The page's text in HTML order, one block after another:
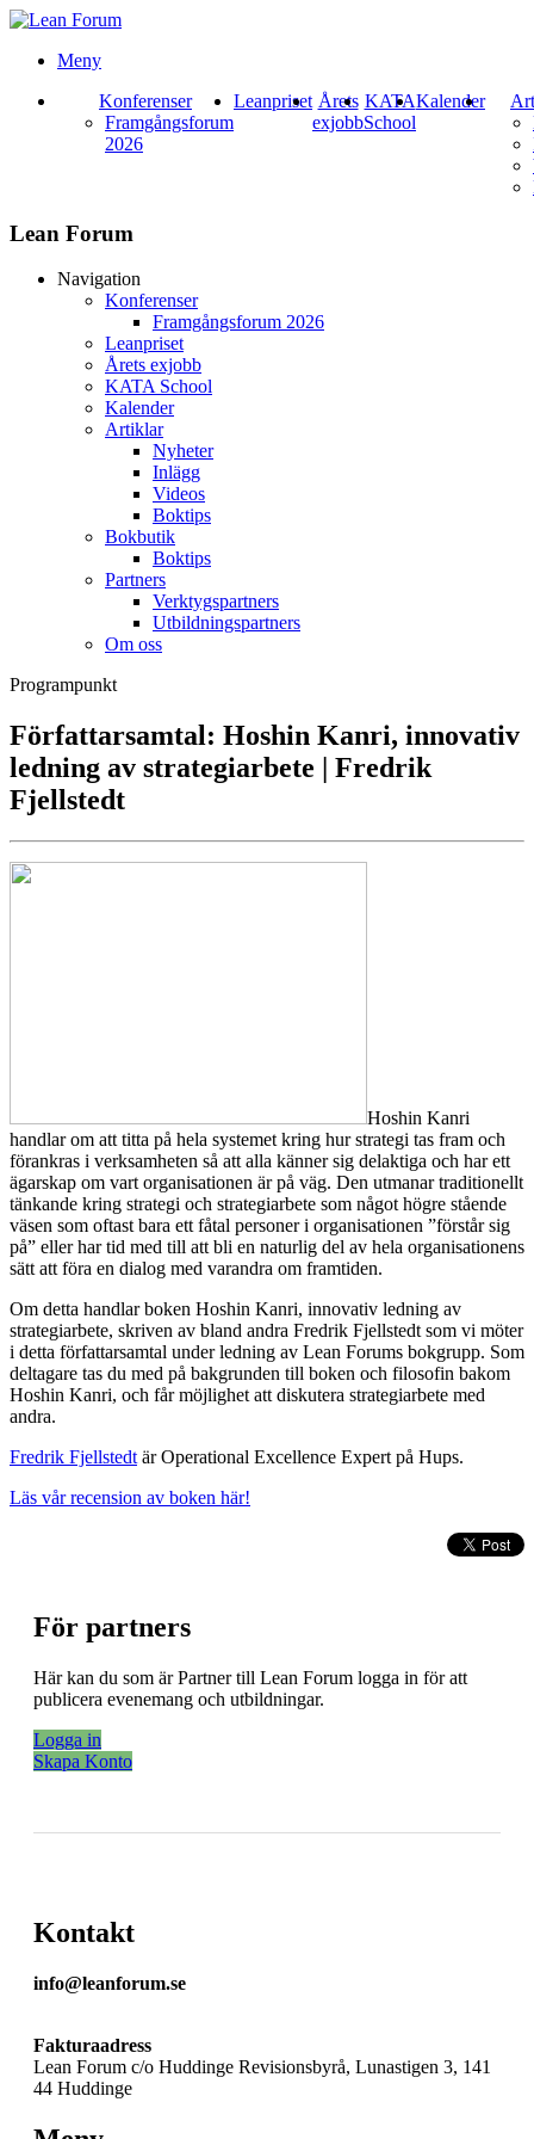
Meny
Konferenser
Framgångsforum
2026
Leanpriset Årets
exjobb
KATA
School
Kalender
Lean Forum
Navigation
Konferenser
Framgångsforum 2026
Leanpriset
Årets exjobb
KATA School
Kalender
Artiklar
Nyheter
Inlägg
Videos
Boktips
Bokbutik
Boktips
Partners
Verktygspartners
Utbildningspartners
Om oss
Programpunkt
Författarsamtal: Hoshin Kanri, innovativ
ledning av strategiarbete | Fredrik
Fjellstedt
Hoshin Kanri
handlar om att titta på hela systemet kring hur strategi tas fram och
förankras i verksamheten så att alla känner sig delaktiga och har ett
ägarskap om vart organisationen är på väg. Den utmanar traditionellt
tänkande kring strategi och strategiarbete som något högre stående
väsen som oftast bara ett fåtal personer i organisationen ”förstår sig
på” eller har tid med till att bli en naturlig del av hela organisationens
sätt att föra en dialog med varandra om framtiden.
Om detta handlar boken Hoshin Kanri, innovativ ledning av
strategiarbete, skriven av bland andra Fredrik Fjellstedt som vi möter
i detta författarsamtal under ledning av Lean Forums bokgrupp. Som
deltagare tas du med på bakgrunden till boken och filosofin bakom
Hoshin Kanri, och får möjlighet att diskutera strategiarbete med
andra.
Fredrik Fjellstedt är Operational Excellence Expert på Hups.
Läs vår recension av boken här!
För partners
Här kan du som är Partner till Lean Forum logga in för att
publicera evenemang och utbildningar.
Logga in
Skapa Konto
Kontakt
info@leanforum.se
Fakturaadress
Lean Forum c/o Huddinge Revisionsbyrå, Lunastigen 3, 141
44 Huddinge